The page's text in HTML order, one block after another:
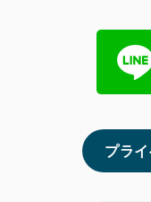
プラ